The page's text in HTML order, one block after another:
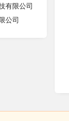
有限公司
公司